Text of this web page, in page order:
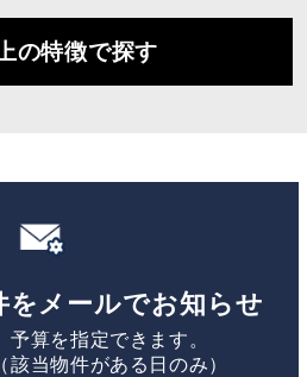
の特徴で探す
をメールでお知らせ
予算を指定できます。
該当物件がある日のみ）